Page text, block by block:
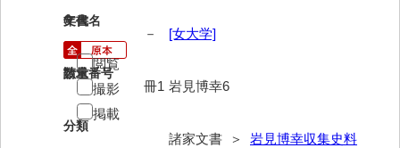
相木家文書
大田家文書
大谷家文書
大中家文書
6
文書名
[女大学]
請求番号
岩見博幸6
分類
諸家文書 ＞ 岩見博幸収集史料
年代
－
数量
冊1
閲覧
撮影
掲載